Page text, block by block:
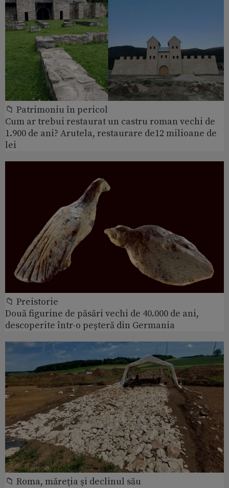
📁 Patrimoniu în pericol
Cum ar trebui restaurat un castru roman vechi de
1.900 de ani? Arutela, restaurare de12 milioane de
lei
📁 Preistorie
Două figurine de păsări vechi de 40.000 de ani,
descoperite într-o peșteră din Germania
📁 Roma, măreţia şi declinul său